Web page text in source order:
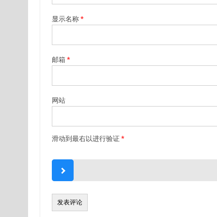
显示名称*
邮箱*
网站
滑动到最右以进行验证 *